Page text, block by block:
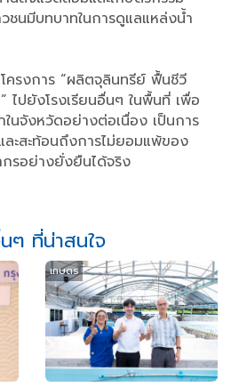
วชนมีบทบาทในการดูแลแหล่งน้ำ
ครงการ “ผลิตจุลินทรีย์ ฟื้นชีวี
ปยังโรงเรียนอื่นๆ ในพื้นที่ เพื่อ
นจังหวัดอย่างต่อเนื่อง เป็นการ
ะสะท้อนถึงการไม่ยอมแพ้ของ
รอย่างยั่งยืนได้จริง
ๆ ที่น่าสนใจ
เกษตร